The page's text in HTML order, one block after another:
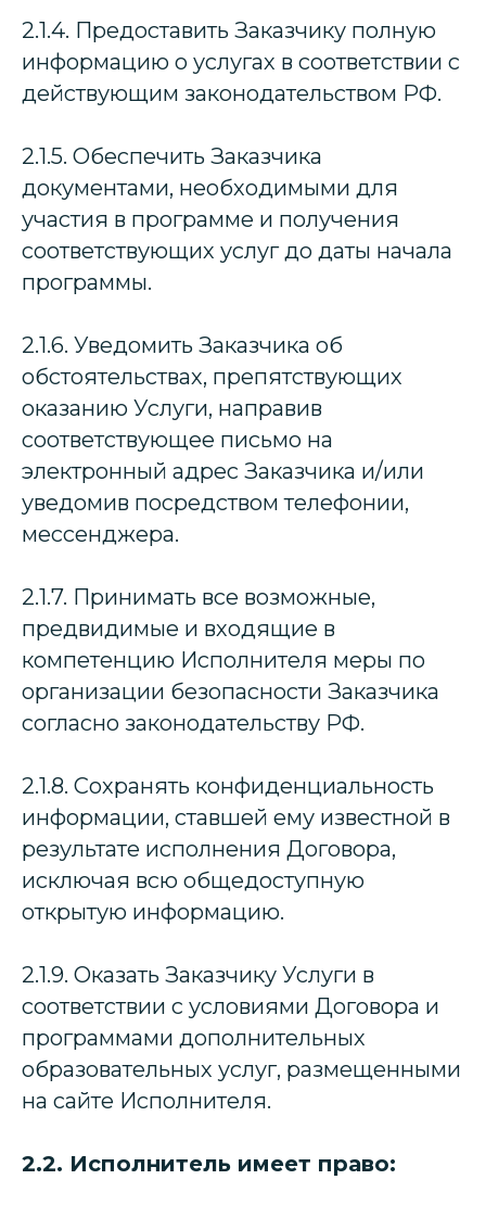
2.1.4. Предоставить Заказчику полную
информацию о услугах в соответствии с
действующим законодательством РФ.
2.1.5. Обеспечить Заказчика
документами, необходимыми для
участия в программе и получения
соответствующих услуг до даты начала
программы.
2.1.6. Уведомить Заказчика об
обстоятельствах, препятствующих
оказанию Услуги, направив
соответствующее письмо на
электронный адрес Заказчика и/или
уведомив посредством телефонии,
мессенджера.
2.1.7. Принимать все возможные,
предвидимые и входящие в
компетенцию Исполнителя меры по
организации безопасности Заказчика
согласно законодательству РФ.
2.1.8. Сохранять конфиденциальность
информации, ставшей ему известной в
результате исполнения Договора,
исключая всю общедоступную
открытую информацию.
2.1.9. Оказать Заказчику Услуги в
соответствии с условиями Договора и
программами дополнительных
образовательных услуг, размещенными
на сайте Исполнителя.
2.2. Исполнитель имеет право: